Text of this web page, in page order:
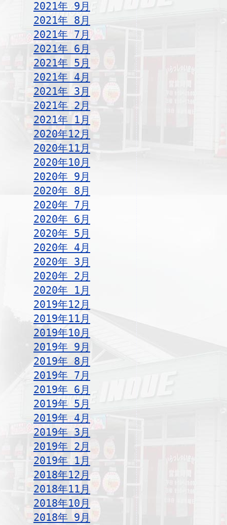
2021年 9月
2021年 8月
2021年 7月
2021年 6月
2021年 5月
2021年 4月
2021年 3月
2021年 2月
2021年 1月
2020年12月
2020年11月
2020年10月
2020年 9月
2020年 8月
2020年 7月
2020年 6月
2020年 5月
2020年 4月
2020年 3月
2020年 2月
2020年 1月
2019年12月
2019年11月
2019年10月
2019年 9月
2019年 8月
2019年 7月
2019年 6月
2019年 5月
2019年 4月
2019年 3月
2019年 2月
2019年 1月
2018年12月
2018年11月
2018年10月
2018年 9月